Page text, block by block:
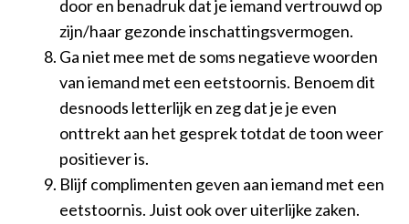
door en benadruk dat je iemand vertrouwd op
zijn/haar gezonde inschattingsvermogen.
Ga niet mee met de soms negatieve woorden
van iemand met een eetstoornis. Benoem dit
desnoods letterlijk en zeg dat je je even
onttrekt aan het gesprek totdat de toon weer
positiever is.
Blijf complimenten geven aan iemand met een
eetstoornis. Juist ook over uiterlijke zaken.